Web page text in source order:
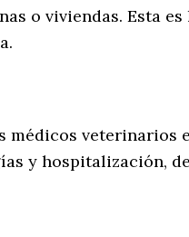
o viviendas. Esta es
médicos veterinarios
y hospitalización,